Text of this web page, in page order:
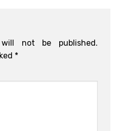
not be published.
*